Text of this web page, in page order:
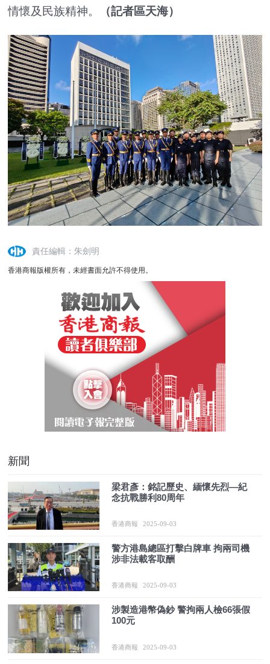
情懷及民族精神。
（記者區天海）
責任編輯：朱劍明
香港商報版權所有，未經書面允許不得使用。
新聞
梁君彥：銘記歷史、緬懷先烈—紀
念抗戰勝利80周年
香港商報 2025-09-03
警方港島總區打擊白牌車 拘兩司機
涉非法載客取酬
香港商報 2025-09-03
涉製造港幣偽鈔 警拘兩人檢66張假
100元
香港商報 2025-09-03